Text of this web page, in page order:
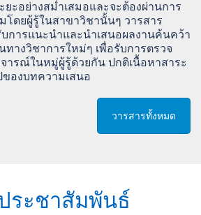
ะอย่างสม่ำเสมอและจะต้องผ่านการ
ดยผู้รู้ในสาขาวิชานั้นๆ วารสาร
บการแนะนำและนำเสนอผลงานค้นคว้า
างวิชาการใหม่ๆ เพื่อรับการตรวจ
ารณ์ในหมู่ผู้รู้ด้วยกัน ปกติเนื้อหาสาระ
ของบทความเสนอ
วารสารทั้งหมด
ระชาสัมพันธ์